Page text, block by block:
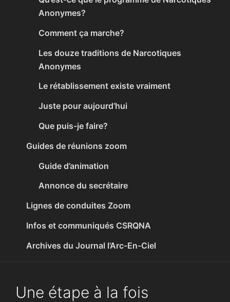
Anonymes?
Comment ça marche?
Les douze traditions de Narcotiques
Anonymes
Le rétablissement existe vraiment
Juste pour aujourd’hui
Que puis-je faire?
Guides de réunions zoom
Guide d’animation
Annonce du secrétaire
Lignes de conduites Zoom
Infos et communiqués CSRQNA
Archives du Journal l’Arc-En-Ciel
Une étape à la fois